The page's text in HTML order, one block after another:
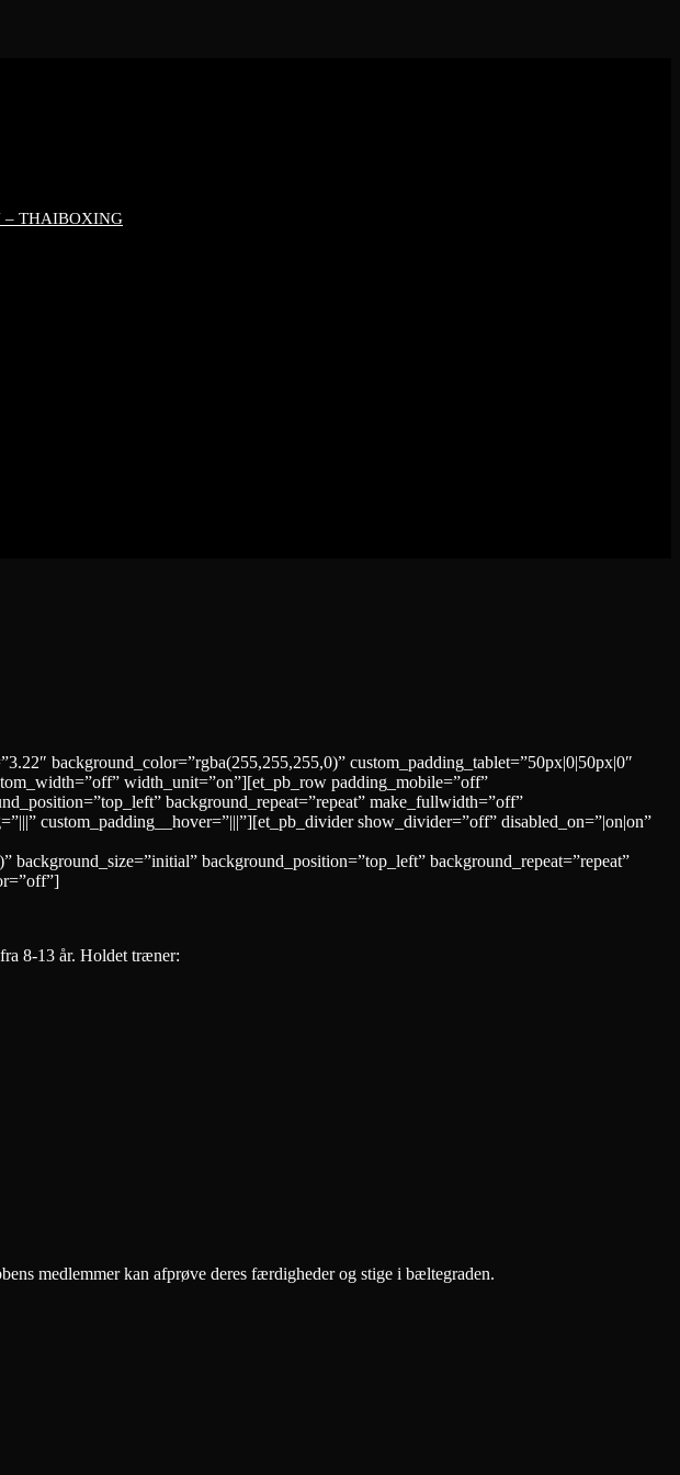
– THAIBOXING
background_color=”rgba(255,255,255,0)” custom_padding_tablet=”50px|0|50px|0″
width_unit=”on”][et_pb_row padding_mobile=”off”
background_repeat=”repeat” make_fullwidth=”off”
custom_padding__hover=”|||”][et_pb_divider show_divider=”off” disabled_on=”|on|on”
background_position=”top_left” background_repeat=”repeat”
8-13 år. Holdet træner:
hvor klubbens medlemmer kan afprøve deres færdigheder og stige i bæltegraden.